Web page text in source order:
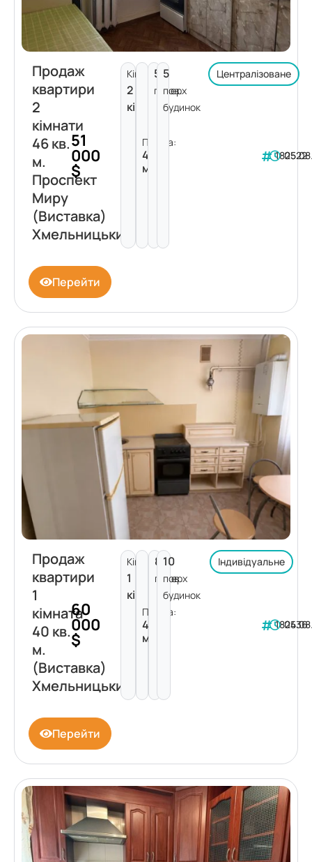
Продаж
квартири
2
кімнати
46 кв.
м.
Проспект
Миру
(Виставка)
Хмельницький
51
000
$
Кімнат:
2
кімнати
Площа:
46
м²
5
поверх
5
пов.
будинок
Централізоване
182522
Перейти
Продаж
квартири
1
кімната
40 кв.
м.
(Виставка)
Хмельницький
60
000
$
Кімнат:
1
кімната
Площа:
40
м²
8
поверх
10
пов.
будинок
Індивідуальне
182436
Перейти